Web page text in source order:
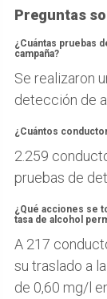
Preguntas
¿Cuántas pruebas
campaña?
Se realizaron
detección de
¿Cuántos
2.259
pruebas de
¿Qué acciones se
tasa de alcohol
A 217
su traslado a
de 0,60 mg/l